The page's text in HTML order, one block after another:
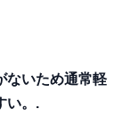
ないため通常軽
い。.